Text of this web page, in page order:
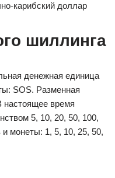
карибский доллар
шиллинга
денежная единица
SOS. Разменная
настоящее время
5, 10, 20, 50, 100,
монеты: 1, 5, 10, 25, 50,